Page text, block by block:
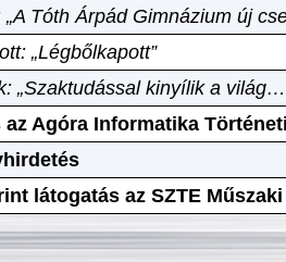
„A Tóth Árpád Gimnázium új
„Légbőlkapott”
„Szaktudással kinyílik a
az Agóra Informatika
látogatás az SZTE